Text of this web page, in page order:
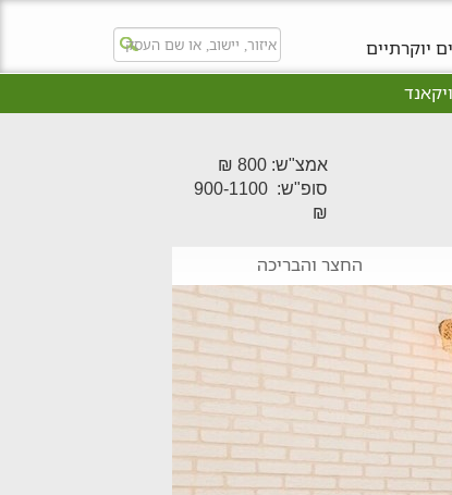
יוקרתיים
אמצ"ש: 800 ₪
סופ"ש: 900-1100
₪
החצר והבריכה